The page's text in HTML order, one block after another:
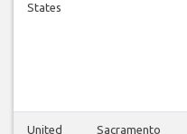
States
United
Sacramento